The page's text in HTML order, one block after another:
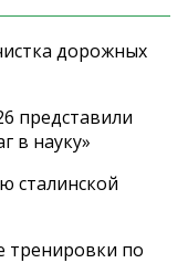
дорожных
представили
в науку»
сталинской
тренировки по